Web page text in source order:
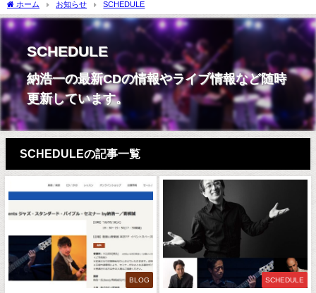
ホーム お知らせ SCHEDULE
SCHEDULE
納浩一の最新CDの情報やライブ情報など随時
更新しています。
SCHEDULEの記事一覧
BLOG SCHEDULE